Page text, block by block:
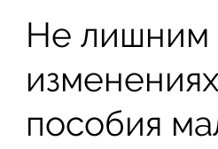
Не лишним
пособия